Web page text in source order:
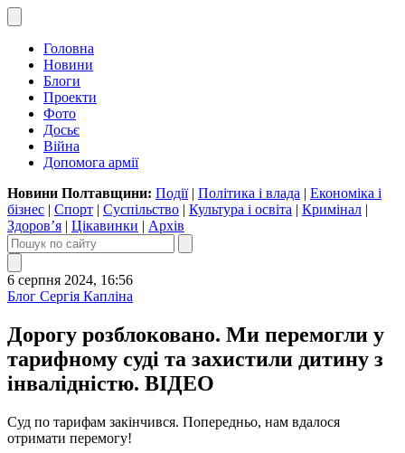
Головна
Новини
Блоги
Проекти
Фото
Досьє
Війна
Допомога армії
Новини Полтавщини: Події| Політика і влада | Економіка і
бізнес | Спорт | Суспільство | Культура і освіта | Кримінал |
Здоров’я | Цікавинки | Архів
6 серпня 2024, 16:56
Блог Сергія Капліна
Дорогу розблоковано. Ми перемогли у
тарифному суді та захистили дитину з
інвалідністю. ВІДЕО
Суд по тарифам закінчився. Попередньо, нам вдалося
отримати перемогу!